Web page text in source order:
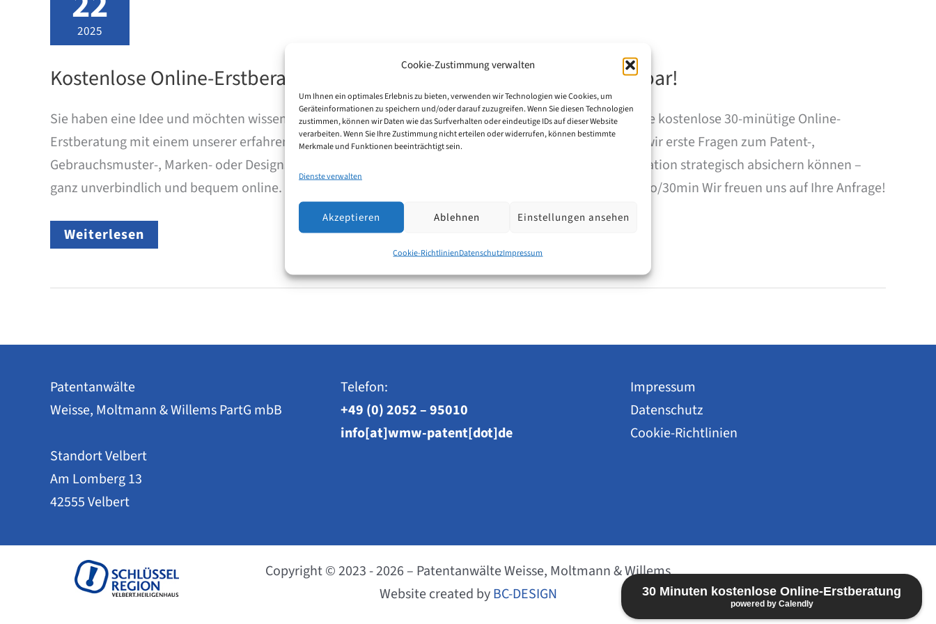
30 Minuten kostenlose Online-Erstberatung
powered by Calendly
Cookie-Zustimmung verwalten
Um Ihnen ein optimales Erlebnis zu bieten, verwenden wir Technologien wie Cookies, um
Geräteinformationen zu speichern und/oder darauf zuzugreifen. Wenn Sie diesen Technologien
zustimmen, können wir Daten wie das Surfverhalten oder eindeutige IDs auf dieser Website
verarbeiten. Wenn Sie Ihre Zustimmung nicht erteilen oder widerrufen, können bestimmte
Merkmale und Funktionen beeinträchtigt sein.
Dienste verwalten
Akzeptieren Ablehnen Einstellungen ansehen
Cookie-RichtlinienDatenschutzImpressum
2025
Kostenlose Online-Erstberatung mit einem Patentanwalt – jetzt buchbar!
Sie haben eine Idee und möchten wissen, wie Sie diese schützen können?Ab sofort bieten wir Ihnen eine kostenlose 30-minütige Online-
Erstberatung mit einem unserer erfahrenen Patentanwälte an. In einem persönlichen Gespräch klären wir erste Fragen zum Patent-,
Gebrauchsmuster-, Marken- oder Designschutz und zeigen Ihnen mögliche Wege auf, wie Sie Ihre Innovation strategisch absichern können –
ganz unverbindlich und bequem online.
Jetzt Termin buchen: https://calendly.com/wmw-patent-info/30min Wir freuen uns auf Ihre Anfrage!
Kostenlose
Online-
einem
buchbar!
Weiterlesen
Patentanwälte
Weisse, Moltmann & Willems PartG mbB
Standort Velbert
Am Lomberg 13
42555 Velbert
Telefon:
+49 (0) 2052 – 95010
info[at]wmw-patent[dot]de
Impressum
Datenschutz
Cookie-Richtlinien
Copyright © 2023 - 2026 – Patentanwälte Weisse, Moltmann & Willems
Website created byBC-DESIGN